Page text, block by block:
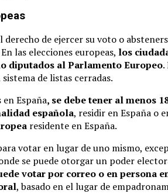
de ejercer su voto o
las elecciones europeas, los
diputados al Parlamento Europeo.
de listas cerradas.
España, se debe tener al menos
española, residir en España o
residente en España.
votar en lugar de uno mismo,
se puede otorgar un poder
votar por correo o en persona
, basado en el lugar de